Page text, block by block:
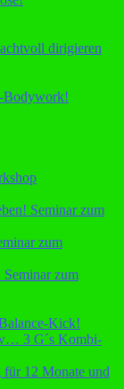
dirigieren
Bodywork!
Seminar zum
zum
zum
Kick!
3 G´s Kombi-
12 Monate und